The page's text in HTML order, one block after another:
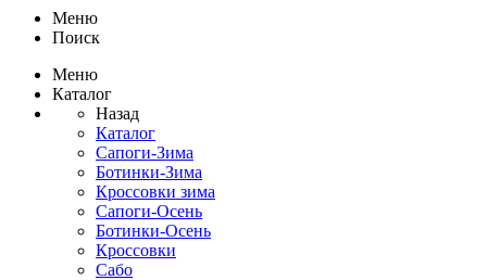
Меню
Поиск
Меню
Каталог
Назад
Каталог
Сапоги-Зима
Ботинки-Зима
Кроссовки зима
Сапоги-Осень
Ботинки-Осень
Кроссовки
Сабо